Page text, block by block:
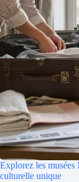
Explorez les
culturelle unique